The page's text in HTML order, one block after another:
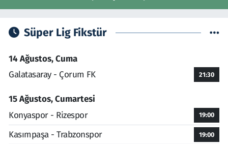
Süper Lig Fikstür
14 Ağustos, Cuma
Galatasaray - Çorum FK
21:30
15 Ağustos, Cumartesi
Konyaspor - Rizespor
19:00
Kasımpaşa - Trabzonspor 19:00